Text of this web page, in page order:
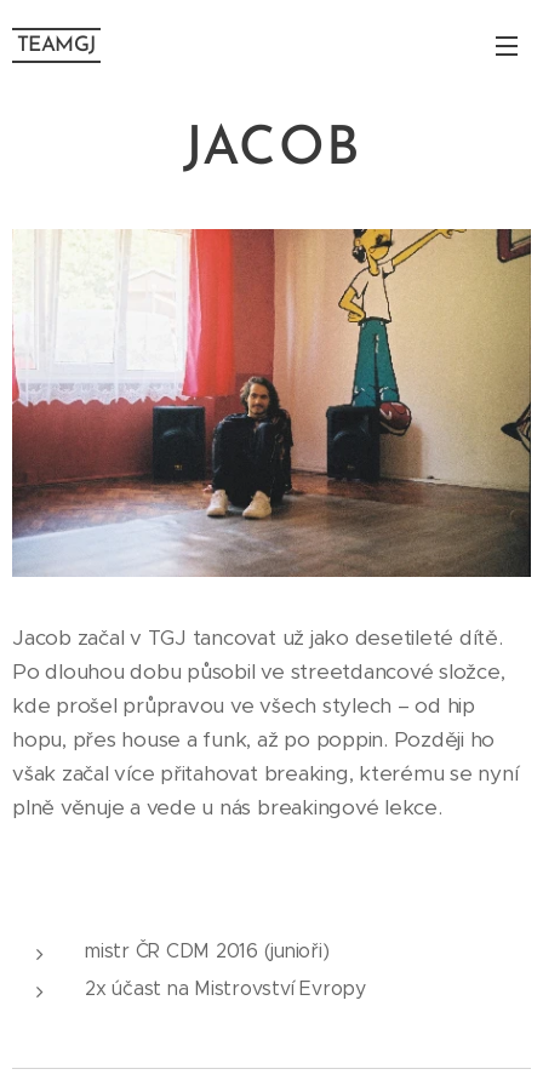
TEAMGJ
JACOB
Jacob začal v TGJ tancovat už jako desetileté dítě.
Po dlouhou dobu působil ve streetdancové složce,
kde prošel průpravou ve všech stylech – od hip
hopu, přes house a funk, až po poppin. Později ho
však začal více přitahovat breaking, kterému se nyní
plně věnuje a vede u nás breakingové lekce.
mistr ČR CDM 2016 (junioři)
2x účast na Mistrovství Evropy